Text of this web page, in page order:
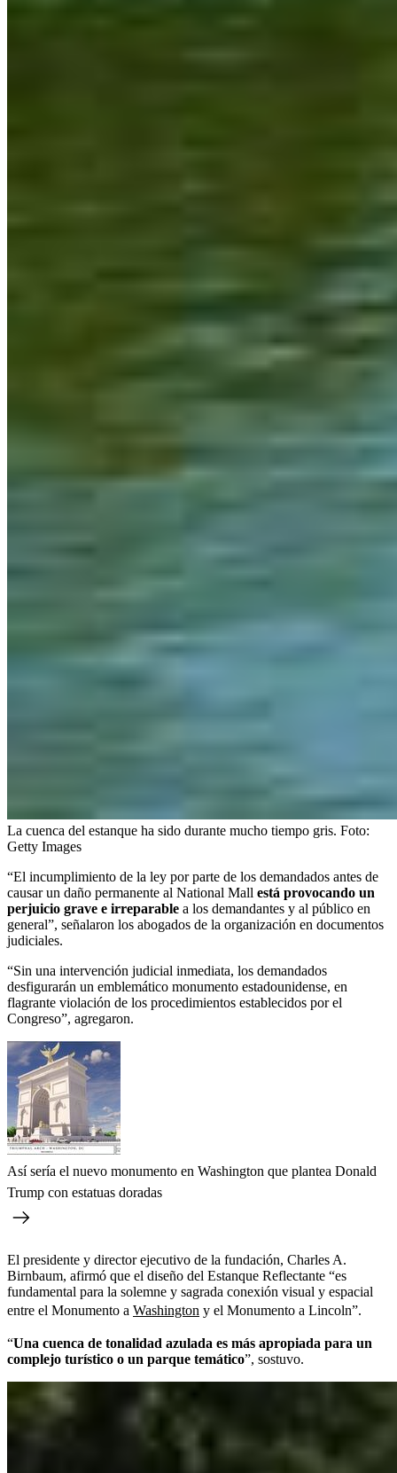
La cuenca del estanque ha sido durante mucho tiempo gris. Foto:
Getty Images
“El incumplimiento de la ley por parte de los demandados antes de
causar un daño permanente al National Mall está provocando un
perjuicio grave e irreparable a los demandantes y al público en
general”, señalaron los abogados de la organización en documentos
judiciales.
“Sin una intervención judicial inmediata, los demandados
desfigurarán un emblemático monumento estadounidense, en
flagrante violación de los procedimientos establecidos por el
Congreso”, agregaron.
Así sería el nuevo monumento en Washington que plantea Donald
Trump con estatuas doradas
El presidente y director ejecutivo de la fundación, Charles A.
Birnbaum, afirmó que el diseño del Estanque Reflectante “es
fundamental para la solemne y sagrada conexión visual y espacial
entre el Monumento a Washington y el Monumento a Lincoln”.
“Una cuenca de tonalidad azulada es más apropiada para un
complejo turístico o un parque temático”, sostuvo.